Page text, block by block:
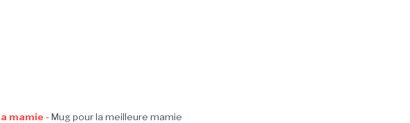
mamie -Mug pour la meilleure mamie